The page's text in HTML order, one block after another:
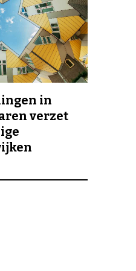
in
verzet